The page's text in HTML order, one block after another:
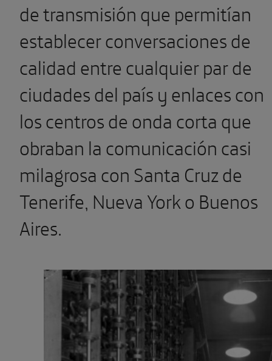
de transmisión que permitían
establecer conversaciones de
calidad entre cualquier par de
ciudades del país y enlaces con
los centros de onda corta que
obraban la comunicación casi
milagrosa con Santa Cruz de
Tenerife, Nueva York o Buenos
Aires.